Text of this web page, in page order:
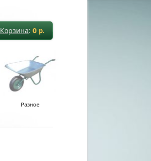
Корзина: 0 р.
Разное